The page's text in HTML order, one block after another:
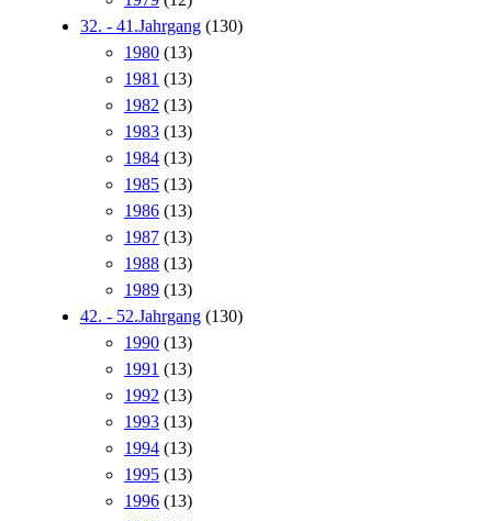
32. - 41.Jahrgang (130)
1980 (13)
1981 (13)
1982 (13)
1983 (13)
1984 (13)
1985 (13)
1986 (13)
1987 (13)
1988 (13)
1989 (13)
42. - 52.Jahrgang (130)
1990 (13)
1991 (13)
1992 (13)
1993 (13)
1994 (13)
1995 (13)
1996 (13)